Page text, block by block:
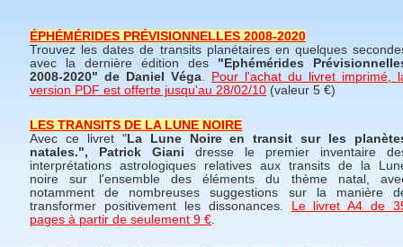
ÉPHÉMÉRIDES PRÉVISIONNELLES 2008-2020
Trouvez les dates de transits planétaires en quelques
avec la dernière édition des "Ephémérides
2008-2020" de Daniel Véga.
Pour l'achat du livret imprimé,
version PDF est offerte jusqu'au 28/02/10 (valeur 5 €)
LES TRANSITS DE LA LUNE NOIRE
Avec ce livret "La Lune Noire en transit sur les
natales.", Patrick Giani dresse le premier inventaire
interprétations astrologiques relatives aux transits de la
noire sur l'ensemble des éléments du thème natal,
notamment de nombreuses suggestions sur la manière
transformer positivement les dissonances.
Le livret A4 de
pages à partir de seulement 9 €.